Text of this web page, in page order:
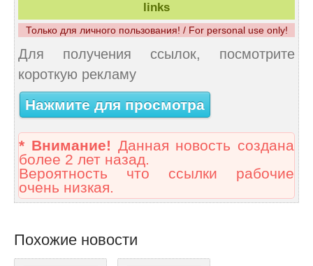
links
Только для личного пользования! / For personal use only!
Для получения ссылок, посмотрите
короткую рекламу
Нажмите для просмотра
* Внимание! Данная новость создана
более 2 лет назад.
Вероятность что ссылки рабочие
очень низкая.
Похожие новости